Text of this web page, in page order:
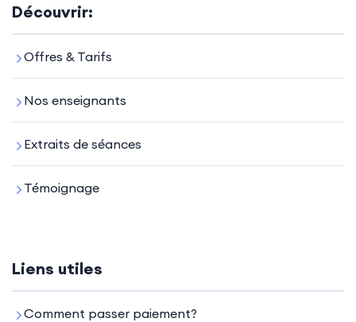
Découvrir:
Offres & Tarifs
Nos enseignants
Extraits de séances
Témoignage
Liens utiles
Comment passer paiement?